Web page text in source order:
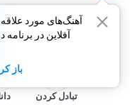
آهنگ‌های مورد
آفلاین در
باز
www.bladi8.ma
تبادل کردن